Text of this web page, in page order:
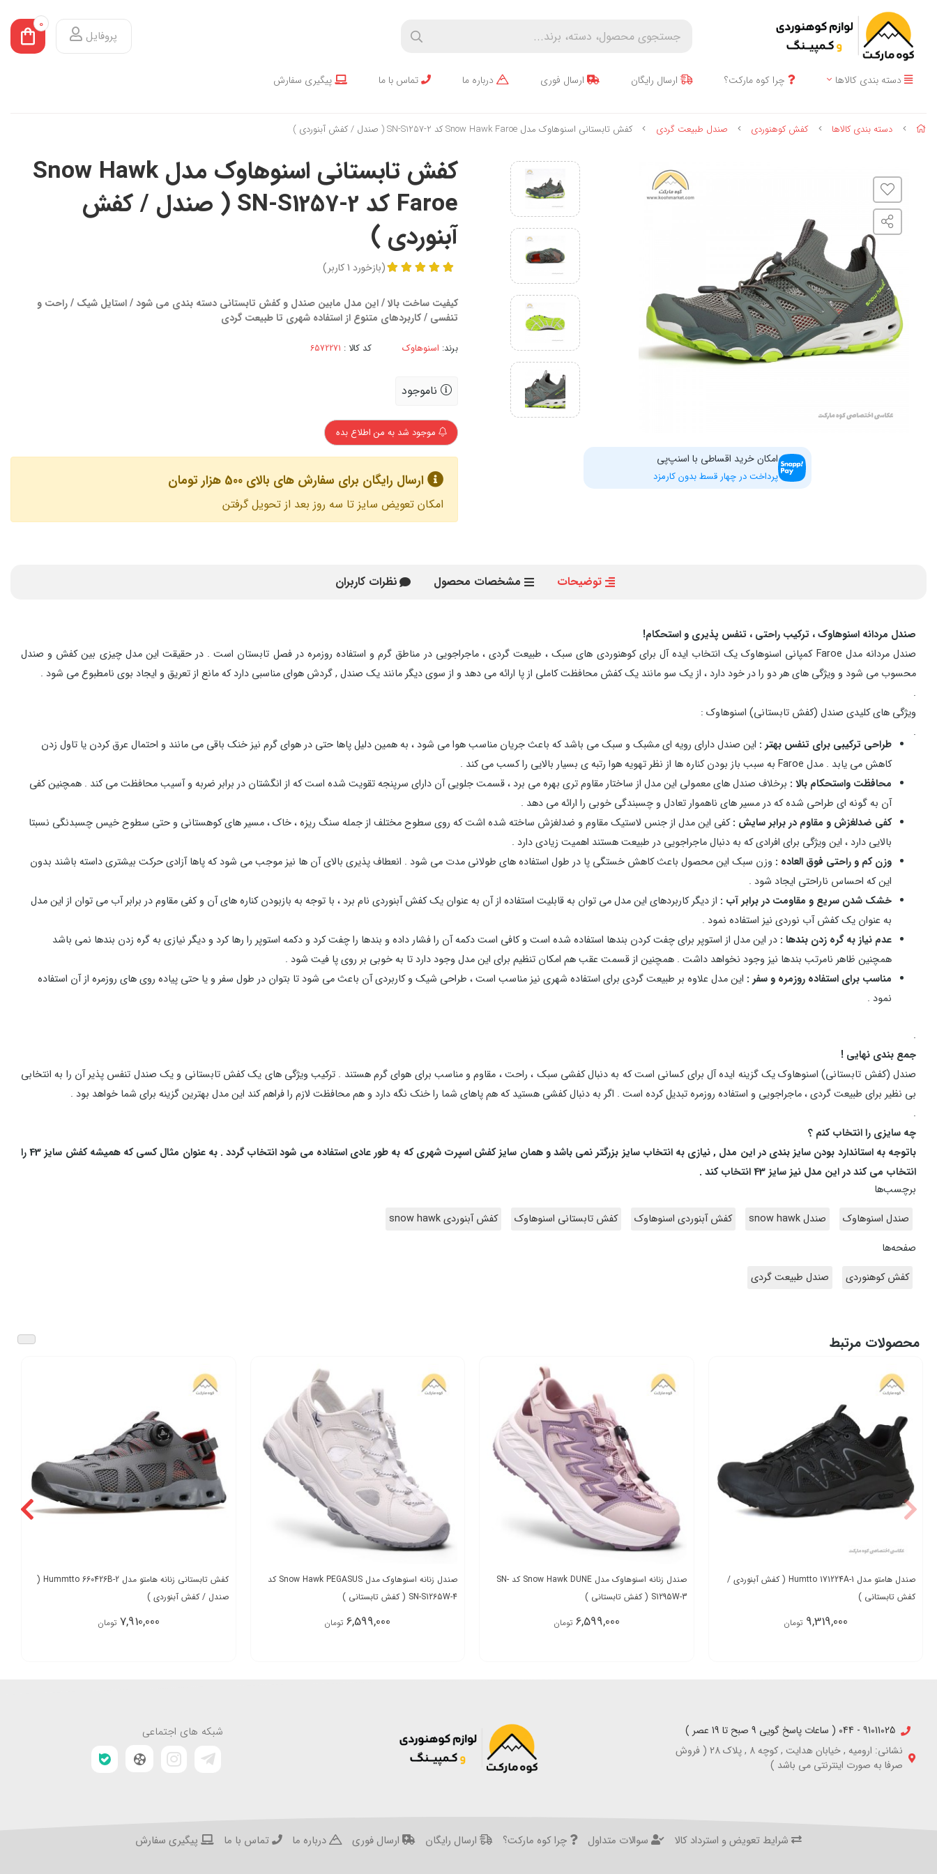
پروفایل
0
دسته بندی کالاها چرا کوه مارکت؟ ارسال رایگان ارسال فوری درباره ما تماس با ما پیگیری سفارش
دسته بندی کالاها کفش کوهنوردی صندل طبیعت گردی کفش تابستانی اسنوهاوک مدل Snow Hawk Faroe کد SN-S1257-2 ( صندل / کفش آبنوردی )
امکان خرید اقساطی با اسنپ‌پی
پرداخت در چهار قسط بدون کارمزد
کفش تابستانی اسنوهاوک مدل Snow Hawk
Faroe کد SN-S1257-2 ( صندل / کفش
آبنوردی )
(بازخورد کاربر)
کیفیت ساخت بالا / این مدل مابین صندل و کفش تابستانی دسته بندی می شود / استایل شیک / راحت و
تنفسی / کاربردهای متنوع از استفاده شهری تا طبیعت گردی
برند: اسنوهاوک کد کالا :
ناموجود
موجود شد به من اطلاع بده
ارسال رایگان برای سفارش های بالای 500 هزار تومان
امکان تعویض سایز تا سه روز بعد از تحویل گرفتن
توضیحات مشخصات محصول نظرات کاربران
صندل مردانه اسنوهاوک ، ترکیب راحتی ، تنفس پذیری و استحکام!
صندل مردانه مدل Faroe کمپانی اسنوهاوک یک انتخاب ایده آل برای کوهنوردی های سبک ، طبیعت گردی ، ماجراجویی در مناطق گرم و استفاده روزمره در فصل تابستان است . در حقیقت این مدل چیزی بین کفش و صندل
محسوب می شود و ویژگی های هر دو را در خود دارد ، از یک سو مانند یک کفش محافظت کاملی از پا ارائه می دهد و از سوی دیگر مانند یک صندل , گردش هوای مناسبی دارد که مانع از تعریق و ایجاد بوی نامطبوع می شود .
.
ویژگی های کلیدی صندل (کفش تابستانی) اسنوهاوک :
.
طراحی ترکیبی برای تنفس بهتر : این صندل دارای رویه ای مشبک و سبک می باشد که باعث جریان مناسب هوا می شود ، به همین دلیل پاها حتی در هوای گرم نیز خنک باقی می مانند و احتمال عرق کردن یا تاول زدن
کاهش می یابد . مدل Faroe به سبب باز بودن کناره ها از نظر تهویه هوا رتبه ی بسیار بالایی را کسب می کند .
محافظت واستحکام بالا : برخلاف صندل های معمولی این مدل از ساختار مقاوم تری بهره می برد ، قسمت جلویی آن دارای سرپنجه تقویت شده است که از انگشتان در برابر ضربه و آسیب محافظت می کند . همچنین کفی
آن به گونه ای طراحی شده که در مسیر های ناهموار تعادل و چسبندگی خوبی را ارائه می دهد .
کفی ضدلغزش و مقاوم در برابر سایش : کفی این مدل از جنس لاستیک مقاوم و ضدلغزش ساخته شده اشت که روی سطوح مختلف از جمله سنگ ریزه ، خاک ، مسیر های کوهستانی و حتی سطوح خیس چسبدنگی نسبتا
بالایی دارد ، این ویژگی برای افرادی که به دنبال ماجراجویی در طبیعت هستند اهمیت زیادی دارد .
وزن کم و راحتی فوق العاده : وزن سبک این محصول باعث کاهش خستگی پا در طول استفاده های طولانی مدت می شود . انعطاف پذیری بالای آن ها نیز موجب می شود که پاها آزادی حرکت بیشتری داسته باشند بدون
این که احساس ناراحتی ایجاد شود .
خشک شدن سریع و مقاومت در برابر آب : از دیگر کاربردهای این مدل می توان به قابلیت استفاده از آن به عنوان یک کفش آبنوردی نام برد ، با توجه به بازبودن کناره های آن و کفی مقاوم در برابر آب می توان از این مدل
به عنوان یک کفش آب نوردی نیز استفاده نمود .
عدم نیاز به گره زدن بندها : در این مدل از استوپر برای چفت کردن بندها استفاده شده است و کافی است دکمه آن را فشار داده و بندها را چفت کرد و دکمه استوپر را رها کرد و دیگر نیازی به گره زدن بندها نمی باشد
همچنین ظاهر نامرتب بندها نیز وجود نخواهد داشت . همچنین از قسمت عقب هم امکان تنظیم برای این مدل وجود دارد تا به خوبی بر روی پا فیت شود .
مناسب برای استفاده روزمره و سفر : این مدل علاوه بر طبیعت گردی برای استفاده شهری نیز مناسب است ، طراحی شیک و کاربردی آن باعث می شود تا بتوان در طول سفر و یا حتی پیاده روی های روزمره از آن استفاده
نمود .
.
جمع بندی نهایی !
صندل (کفش تابستانی) اسنوهاوک یک گزینه ایده آل برای کسانی است که به دنبال کفشی سبک ، راحت ، مقاوم و مناسب برای هوای گرم هستند . ترکیب ویژگی های یک کفش تابستانی و یک صندل تنفس پذیر آن را به انتخابی
بی نظیر برای طبیعت گردی ، ماجراجویی و استفاده روزمره تبدیل کرده است . اگر به دنبال کفشی هستید که هم پاهای شما را خنک نگه دارد و هم محافظت لازم را فراهم کند این مدل بهترین گزینه برای شما خواهد بود .
.
چه سایزی را انتخاب کنم ؟
باتوجه به استاندارد بودن سایز بندی در این مدل , نیازی به انتخاب سایز بزرگتر نمی باشد و همان سایز کفش اسپرت شهری که به طور عادی استفاده می شود انتخاب گردد . به عنوان مثال کسی که همیشه کفش سایز 43 را
انتخاب می کند در این مدل نیز سایز 43 انتخاب کند .
برچسب‌ها
صندل اسنوهاوک
صندل snow hawk کفش آبنوردی اسنوهاوک کفش تابستانی اسنوهاوک
کفش آبنوردی snow hawk
صفحه‌ها
کفش کوهنوردی
صندل طبیعت گردی
محصولات مرتبط
صندل هامتو مدل Humtto 171224A-1 ( کفش آبنوردی /
کفش تابستانی )
9,319,000 تومان
صندل زنانه اسنوهاوک مدل Snow Hawk DUNE کد SN-
S1295W-3 ( کفش تابستانی )
6,599,000 تومان
صندل زنانه اسنوهاوک مدل Snow Hawk PEGASUS کد
SN-S1265W-4 ( کفش تابستانی )
6,599,000 تومان
کفش تابستانی زنانه هامتو مدل Hummtto 660426B-2 (
صندل / کفش آبنوردی )
7,910,000 تومان
91011025 - 044 ( ساعات پاسخ گویی 9 صبح تا 19 عصر )
نشانی: ارومیه , خیابان هدایت , کوچه 8 , پلاک 28 ( فروش
صرفا به صورت اینترنتی می باشد )
شبکه های اجتماعی
شرایط تعویض و استرداد کالا سوالات متداول چرا کوه مارکت؟ ارسال رایگان ارسال فوری درباره ما تماس با ما پیگیری سفارش